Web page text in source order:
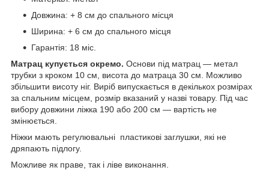
Довжина: + 8 см до спального місця
Ширина: + 6 см до спального місця
Гарантія: 18 міс.
Матрац купується окремо. Основи під матрац — метал
трубки з кроком 10 см, висота до матраца 30 см. Можливо
збільшити висоту ніг. Виріб випускається в декількох розмірах
за спальним місцем, розмір вказаний у назві товару. Під час
вибору довжини ліжка 190 або 200 см — вартість не
змінюється.
Ніжки мають регулювальні пластикові заглушки, які не
дряпають підлогу.
Можливе як праве, так і ліве виконання.